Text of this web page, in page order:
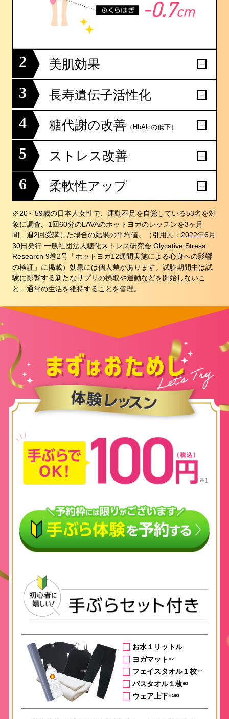
2 美肌効果
3 長寿遺伝子活性化
4 糖代謝の改善 （HbAlcの低下）
5 ストレス改善
6 柔軟性アップ
※20～59歳の日本人女性で、運動不足を自覚している53名を対
象に調査。1回60分のLAVAのホットヨガのレッスンを3ヶ月
間、週2回受講した場合の結果の平均値。（引用元：2022年6月
30日発行 一般社団法人糖化ストレス研究会 Glycative Stress
Research 9巻2号「ホットヨガ12週間実施による心身への影響
の検証」に掲載）効果には個人差があります。試験期間中は試
験に影響する新たなサプリの摂取や運動などを開始しないこ
と、通常の生活を維持することを管理。
お水１リットル
ヨガマット ※2
フェイスタオル１枚※2
バスタオル１枚※2
ウェア上下※2※3